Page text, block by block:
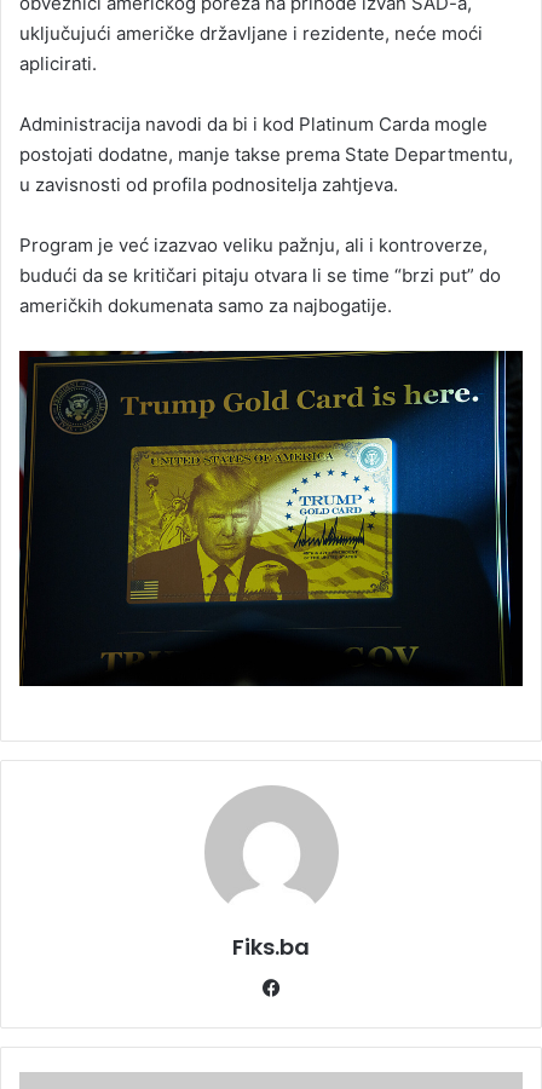
uključujući američke državljane i rezidente, neće moći
aplicirati.
Administracija navodi da bi i kod Platinum Carda mogle
postojati dodatne, manje takse prema State Departmentu,
u zavisnosti od profila podnositelja zahtjeva.
Program je već izazvao veliku pažnju, ali i kontroverze,
budući da se kritičari pitaju otvara li se time “brzi put” do
američkih dokumenata samo za najbogatije.
Fiks.ba